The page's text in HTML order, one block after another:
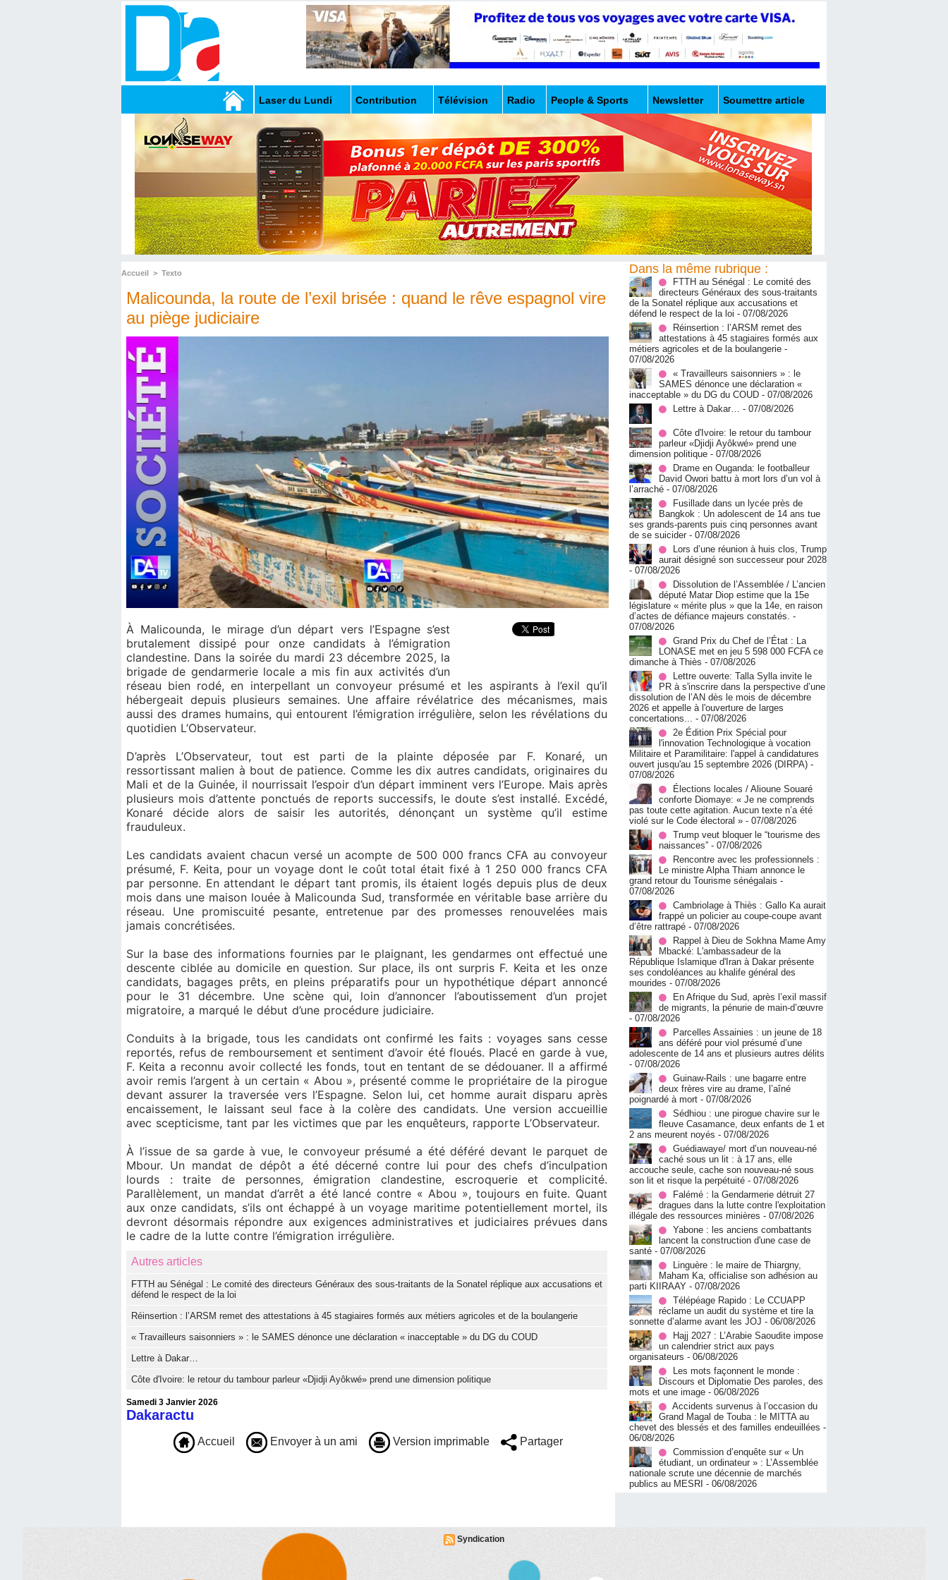
Laser du Lundi Contribution Télévision Radio People & Sports Newsletter Soumettre article
Accueil > Texto
Malicounda, la route de l’exil brisée : quand le rêve espagnol vire
au piège judiciaire
À Malicounda, le mirage d’un départ vers l’Espagne s’est
brutalement dissipé pour onze candidats à l’émigration
clandestine. Dans la soirée du mardi 23 décembre 2025, la
brigade de gendarmerie locale a mis fin aux activités d’un
réseau bien rodé, en interpellant un convoyeur présumé et les aspirants à l’exil qu’il
hébergeait depuis plusieurs semaines. Une affaire révélatrice des mécanismes, mais
aussi des drames humains, qui entourent l’émigration irrégulière, selon les révélations du
quotidien L’Observateur.
D’après L’Observateur, tout est parti de la plainte déposée par F. Konaré, un
ressortissant malien à bout de patience. Comme les dix autres candidats, originaires du
Mali et de la Guinée, il nourrissait l’espoir d’un départ imminent vers l’Europe. Mais après
plusieurs mois d’attente ponctués de reports successifs, le doute s’est installé. Excédé,
Konaré décide alors de saisir les autorités, dénonçant un système qu’il estime
frauduleux.
Les candidats avaient chacun versé un acompte de 500 000 francs CFA au convoyeur
présumé, F. Keita, pour un voyage dont le coût total était fixé à 1 250 000 francs CFA
par personne. En attendant le départ tant promis, ils étaient logés depuis plus de deux
mois dans une maison louée à Malicounda Sud, transformée en véritable base arrière du
réseau. Une promiscuité pesante, entretenue par des promesses renouvelées mais
jamais concrétisées.
Sur la base des informations fournies par le plaignant, les gendarmes ont effectué une
descente ciblée au domicile en question. Sur place, ils ont surpris F. Keita et les onze
candidats, bagages prêts, en pleins préparatifs pour un hypothétique départ annoncé
pour le 31 décembre. Une scène qui, loin d’annoncer l’aboutissement d’un projet
migratoire, a marqué le début d’une procédure judiciaire.
Conduits à la brigade, tous les candidats ont confirmé les faits : voyages sans cesse
reportés, refus de remboursement et sentiment d’avoir été floués. Placé en garde à vue,
F. Keita a reconnu avoir collecté les fonds, tout en tentant de se dédouaner. Il a affirmé
avoir remis l’argent à un certain « Abou », présenté comme le propriétaire de la pirogue
devant assurer la traversée vers l’Espagne. Selon lui, cet homme aurait disparu après
encaissement, le laissant seul face à la colère des candidats. Une version accueillie
avec scepticisme, tant par les victimes que par les enquêteurs, rapporte L’Observateur.
À l’issue de sa garde à vue, le convoyeur présumé a été déféré devant le parquet de
Mbour. Un mandat de dépôt a été décerné contre lui pour des chefs d’inculpation
lourds : traite de personnes, émigration clandestine, escroquerie et complicité.
Parallèlement, un mandat d’arrêt a été lancé contre « Abou », toujours en fuite. Quant
aux onze candidats, s’ils ont échappé à un voyage maritime potentiellement mortel, ils
devront désormais répondre aux exigences administratives et judiciaires prévues dans
le cadre de la lutte contre l’émigration irrégulière.
Autres articles
FTTH au Sénégal : Le comité des directeurs Généraux des sous-traitants de la Sonatel réplique aux accusations et
défend le respect de la loi
Réinsertion : l’ARSM remet des attestations à 45 stagiaires formés aux métiers agricoles et de la boulangerie
« Travailleurs saisonniers » : le SAMES dénonce une déclaration « inacceptable » du DG du COUD
Lettre à Dakar…
Côte d'Ivoire: le retour du tambour parleur «Djidji Ayôkwé» prend une dimension politique
Samedi 3 Janvier 2026
Dakaractu
Accueil Envoyer à un ami Version imprimable Partager
Dans la même rubrique :
FTTH au Sénégal : Le comité des
directeurs Généraux des sous-traitants
de la Sonatel réplique aux accusations et
défend le respect de la loi - 07/08/2026
Réinsertion : l’ARSM remet des
attestations à 45 stagiaires formés aux
métiers agricoles et de la boulangerie -
07/08/2026
« Travailleurs saisonniers » : le
SAMES dénonce une déclaration «
inacceptable » du DG du COUD - 07/08/2026
Lettre à Dakar… - 07/08/2026
Côte d'Ivoire: le retour du tambour
parleur «Djidji Ayôkwé» prend une
dimension politique - 07/08/2026
Drame en Ouganda: le footballeur
David Owori battu à mort lors d’un vol à
l’arraché - 07/08/2026
Fusillade dans un lycée près de
Bangkok : Un adolescent de 14 ans tue
ses grands-parents puis cinq personnes avant
de se suicider - 07/08/2026
Lors d’une réunion à huis clos, Trump
aurait désigné son successeur pour 2028
- 07/08/2026
Dissolution de l’Assemblée / L’ancien
député Matar Diop estime que la 15e
législature « mérite plus » que la 14e, en raison
d’actes de défiance majeurs constatés. -
07/08/2026
Grand Prix du Chef de l’État : La
LONASE met en jeu 5 598 000 FCFA ce
dimanche à Thiès - 07/08/2026
Lettre ouverte: Talla Sylla invite le
PR à s'inscrire dans la perspective d’une
dissolution de l’AN dès le mois de décembre
2026 et appelle à l'ouverture de larges
concertations... - 07/08/2026
2e Édition Prix Spécial pour
l'innovation Technologique à vocation
Militaire et Paramilitaire: l'appel à candidatures
ouvert jusqu'au 15 septembre 2026 (DIRPA) -
07/08/2026
Élections locales / Alioune Souaré
conforte Diomaye: « Je ne comprends
pas toute cette agitation. Aucun texte n’a été
violé sur le Code électoral » - 07/08/2026
Trump veut bloquer le “tourisme des
naissances” - 07/08/2026
Rencontre avec les professionnels :
Le ministre Alpha Thiam annonce le
grand retour du Tourisme sénégalais -
07/08/2026
Cambriolage à Thiès : Gallo Ka aurait
frappé un policier au coupe-coupe avant
d’être rattrapé - 07/08/2026
Rappel à Dieu de Sokhna Mame Amy
Mbacké: L'ambassadeur de la
République Islamique d'Iran à Dakar présente
ses condoléances au khalife général des
mourides - 07/08/2026
En Afrique du Sud, après l’exil massif
de migrants, la pénurie de main-d’œuvre
- 07/08/2026
Parcelles Assainies : un jeune de 18
ans déféré pour viol présumé d’une
adolescente de 14 ans et plusieurs autres délits
- 07/08/2026
Guinaw-Rails : une bagarre entre
deux frères vire au drame, l’aîné
poignardé à mort - 07/08/2026
Sédhiou : une pirogue chavire sur le
fleuve Casamance, deux enfants de 1 et
2 ans meurent noyés - 07/08/2026
Guédiawaye/ mort d’un nouveau-né
caché sous un lit : à 17 ans, elle
accouche seule, cache son nouveau-né sous
son lit et risque la perpétuité - 07/08/2026
Falémé : la Gendarmerie détruit 27
dragues dans la lutte contre l'exploitation
illégale des ressources minières - 07/08/2026
Yabone : les anciens combattants
lancent la construction d'une case de
santé - 07/08/2026
Linguère : le maire de Thiargny,
Maham Ka, officialise son adhésion au
parti KIIRAAY - 07/08/2026
Télépéage Rapido : Le CCUAPP
réclame un audit du système et tire la
sonnette d’alarme avant les JOJ - 06/08/2026
Hajj 2027 : L’Arabie Saoudite impose
un calendrier strict aux pays
organisateurs - 06/08/2026
Les mots façonnent le monde :
Discours et Diplomatie Des paroles, des
mots et une image - 06/08/2026
Accidents survenus à l’occasion du
Grand Magal de Touba : le MITTA au
chevet des blessés et des familles endeuillées -
06/08/2026
Commission d’enquête sur « Un
étudiant, un ordinateur » : L’Assemblée
nationale scrute une décennie de marchés
publics au MESRI - 06/08/2026
Syndication